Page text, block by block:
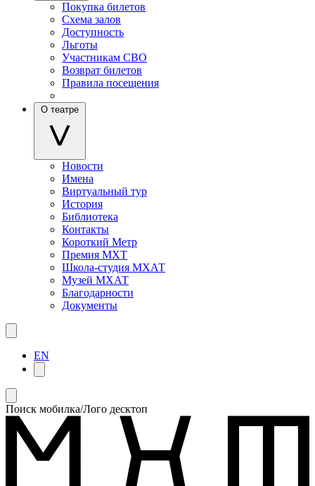
Покупка билетов
Схема залов
Доступность
Льготы
Участникам СВО
Возврат билетов
Правила посещения
О театре
Новости
Имена
Виртуальный тур
История
Библиотека
Контакты
Короткий Метр
Премия МХТ
Школа-студия МХАТ
Музей МХАТ
Благодарности
Документы
EN
Поиск мобилка/Лого десктоп